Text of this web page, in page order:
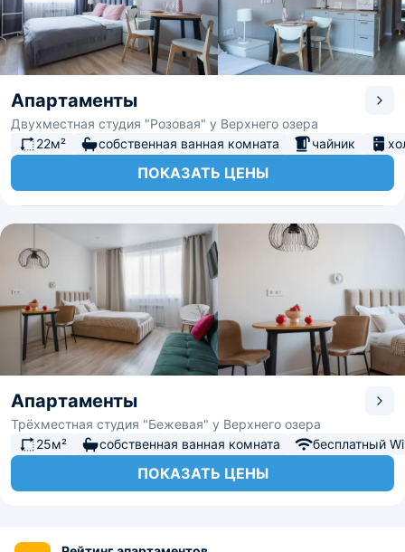
Апартаменты
Двухместная студия "Розовая" у Верхнего озера
22м²
собственная ванная комната чайник
ПОКАЗАТЬ ЦЕНЫ
Апартаменты
Трёхместная студия "Бежевая" у Верхнего озера
25м²
собственная ванная комната бесплатный
ПОКАЗАТЬ ЦЕНЫ